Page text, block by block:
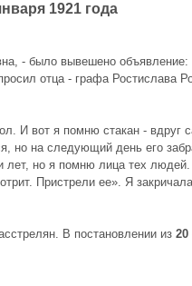
1921 года
- было вывешено
отца - графа Ростислава
И вот я помню стакан - вдруг
но на следующий день его
но я помню лица тех людей.
Пристрели ее». Я
В постановлении из 20